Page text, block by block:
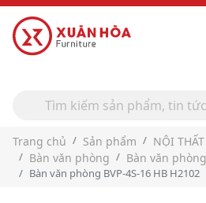
Trang chủ Sản phẩm
NỘI
Bàn văn phòng
Bàn văn
Bàn văn phòng BVP-4S-16 HB H2102